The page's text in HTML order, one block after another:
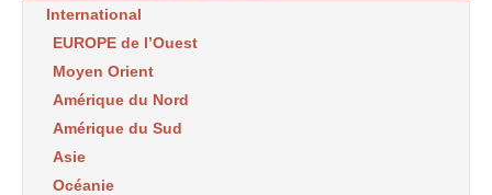
International
EUROPE de l’Ouest
Moyen Orient
Amérique du Nord
Amérique du Sud
Asie
Océanie